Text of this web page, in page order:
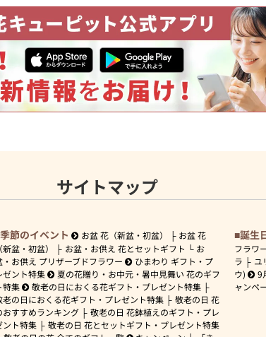
サイトマップ
季節のイベント お盆 花（新盆・初盆）
お盆 花
（新盆・初盆）
お盆・お供え 花とセットギフト
お
・お供え プリザーブドフラワー
ひまわり ギフト・プ
ゼント特集
夏の花贈り・お中元・暑中見舞い 花のギフ
特集
敬老の日におくる花ギフト・プレゼント特集
老の日におくる花ギフト・プレゼント特集
敬老の日 花
おすすめランキング
敬老の日 花鉢植えのギフト・プレ
ント特集
敬老の日 花とセットギフト・プレゼント特集
誕生
フラワ
ラ
ユ
ウ)
9
ャンペ